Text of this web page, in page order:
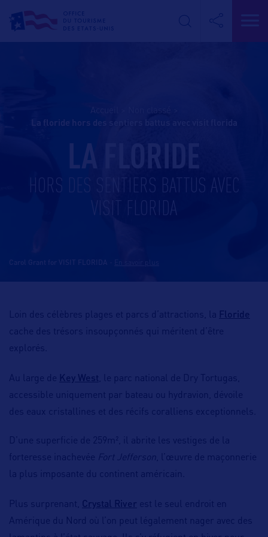
Accueil
la floride hors des sentiers battus avec visit florida
LA FLORIDE
HORS DES SENTIERS BATTUS AVEC
VISIT FLORIDA
Carol Grant for VISIT FLORIDA
Loin des célèbres plages et parcs d’attractions, la Floride
cache des trésors insoupçonnés qui méritent d’être
explorés.
Au large de Key West , le parc national de Dry Tortugas,
accessible uniquement par bateau ou hydravion, dévoile
des eaux cristallines et des récifs coralliens exceptionnels.
D’une superficie de 259m², il abrite les vestiges de la
forteresse inachevée Fort Jefferson , l’œuvre de maçonnerie
la plus imposante du continent américain.
Plus surprenant, Crystal River est le seul endroit en
Amérique du Nord où l’on peut légalement nager avec des